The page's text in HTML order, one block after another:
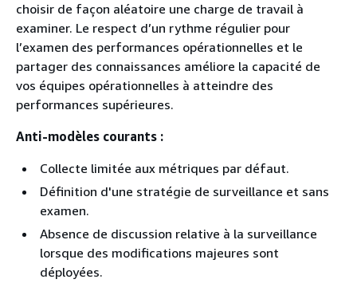
choisir de façon aléatoire une charge de travail à
examiner. Le respect d’un rythme régulier pour
l’examen des performances opérationnelles et le
partager des connaissances améliore la capacité de
vos équipes opérationnelles à atteindre des
performances supérieures.
Anti-modèles courants :
Collecte limitée aux métriques par défaut.
Définition d'une stratégie de surveillance et sans
examen.
Absence de discussion relative à la surveillance
lorsque des modifications majeures sont
déployées.